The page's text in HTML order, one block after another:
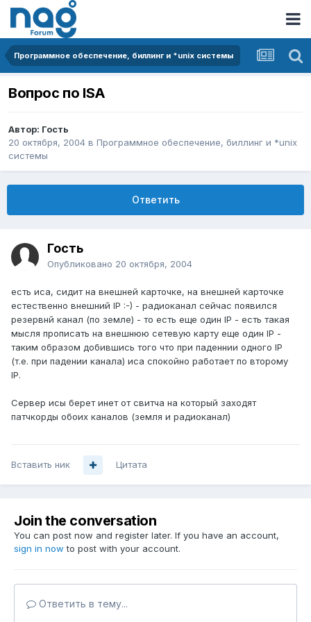
Программное обеспечение, биллинг и *unix системы
Вопрос по ISA
Автор: Гость
20 октября, 2004 в Программное обеспечение, биллинг и *unix
системы
Ответить
Гость
Опубликовано 20 октября, 2004
есть иса, сидит на внешней карточке, на внешней карточке
естественно внешний IP :-) - радиоканал сейчас появился
резервнй канал (по земле) - то есть еще один IP - есть такая
мысля прописать на внешнюю сетевую карту еще один IP -
таким образом добившись того что при паденнии одного IP
(т.е. при падении канала) иса спокойно работает по второму
IP.
Сервер исы берет инет от свитча на который заходят
патчкорды обоих каналов (земля и радиоканал)
Вставить ник Цитата
Join the conversation
You can post now and register later. If you have an account,
sign in now to post with your account.
Ответить в тему...